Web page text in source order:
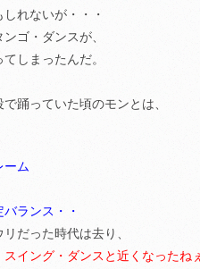
れないが・・・
ゴ・ダンスが、
しまったんだ。
踊っていた頃のモンとは、
ーム
ランス・・
だった時代は去り、
スイング・ダンスと近くなったね